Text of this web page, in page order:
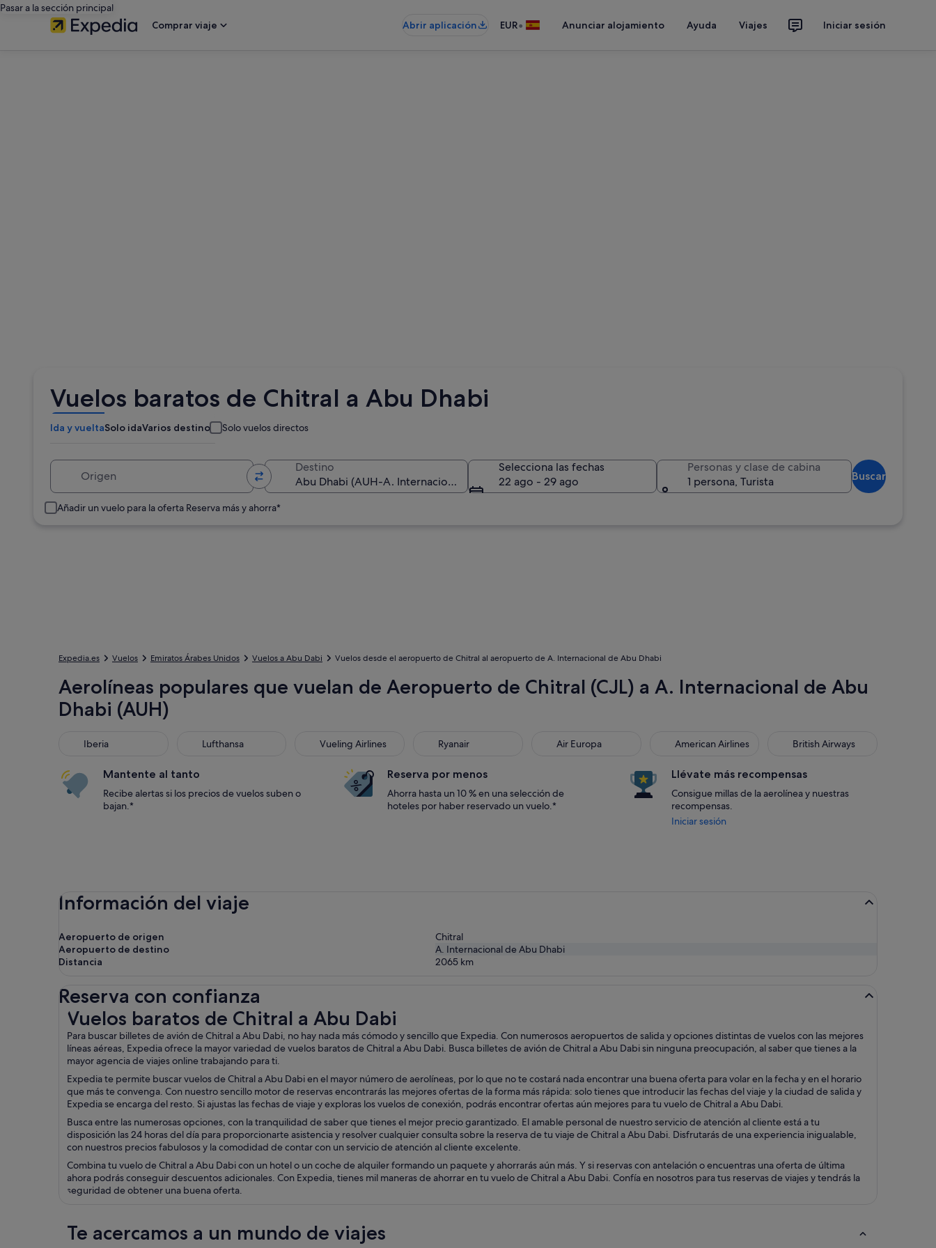
Pasar a la sección principal
Comprar viaje
Abrir aplicación EUR• Anunciar alojamiento Ayuda Viajes Iniciar sesión
Vuelos baratos de Chitral a Abu Dhabi
Ida y vueltaSolo idaVarios destinos Solo vuelos directos
Destino
Selecciona las fechas
22 ago - 29 ago
Personas y clase de cabina
1 persona, Turista
Buscar
Añadir un vuelo para la oferta Reserva más y ahorra*
Expedia.es Vuelos Emiratos Árabes Unidos Vuelos a Abu Dabi Vuelos desde el aeropuerto de Chitral al aeropuerto de A. Internacional de Abu Dhabi
Aerolíneas populares que vuelan de Aeropuerto de Chitral (CJL) a A. Internacional de Abu
Dhabi (AUH)
Iberia
Iberia Lufthansa
Lufthansa Vueling Airlines
Vueling Airlines Ryanair
Ryanair Air Europa
Air Europa American Airlines
American Airlines British Airways
British Airways
Mantente al tanto
Recibe alertas si los precios de vuelos suben o
bajan.*
Reserva por menos
Ahorra hasta un 10 % en una selección de
hoteles por haber reservado un vuelo.*
Llévate más recompensas
Consigue millas de la aerolínea y nuestras
recompensas.
Iniciar sesión
Información del viaje
Aeropuerto de origen
Chitral
Aeropuerto de destino
A. Internacional de Abu Dhabi
Distancia
2065 km
Reserva con confianza
Vuelos baratos de Chitral a Abu Dabi
Para buscar billetes de avión de Chitral a Abu Dabi, no hay nada más cómodo y sencillo que Expedia. Con numerosos aeropuertos de salida y opciones distintas de vuelos con las mejores
líneas aéreas, Expedia ofrece la mayor variedad de vuelos baratos de Chitral a Abu Dabi. Busca billetes de avión de Chitral a Abu Dabi sin ninguna preocupación, al saber que tienes a la
mayor agencia de viajes online trabajando para ti.
Expedia te permite buscar vuelos de Chitral a Abu Dabi en el mayor número de aerolíneas, por lo que no te costará nada encontrar una buena oferta para volar en la fecha y en el horario
que más te convenga. Con nuestro sencillo motor de reservas encontrarás las mejores ofertas de la forma más rápida: solo tienes que introducir las fechas del viaje y la ciudad de salida y
Expedia se encarga del resto. Si ajustas las fechas de viaje y exploras los vuelos de conexión, podrás encontrar ofertas aún mejores para tu vuelo de Chitral a Abu Dabi.
Busca entre las numerosas opciones, con la tranquilidad de saber que tienes el mejor precio garantizado. El amable personal de nuestro servicio de atención al cliente está a tu
disposición las 24 horas del día para proporcionarte asistencia y resolver cualquier consulta sobre la reserva de tu viaje de Chitral a Abu Dabi. Disfrutarás de una experiencia inigualable,
con nuestros precios fabulosos y la comodidad de contar con un servicio de atención al cliente excelente.
Combina tu vuelo de Chitral a Abu Dabi con un hotel o un coche de alquiler formando un paquete y ahorrarás aún más. Y si reservas con antelación o encuentras una oferta de última
ahora podrás conseguir descuentos adicionales. Con Expedia, tienes mil maneras de ahorrar en tu vuelo de Chitral a Abu Dabi. Confía en nosotros para tus reservas de viajes y tendrás la
seguridad de obtener una buena oferta.
Vuelos baratos de Chitral a Abu Dabi
Te acercamos a un mundo de viajes